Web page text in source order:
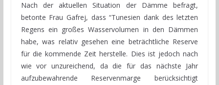
Nach der aktuellen Situation der Dämme befragt,
betonte Frau Gafrej, dass “Tunesien dank des letzten
Regens ein großes Wasservolumen in den Dämmen
habe, was relativ gesehen eine beträchtliche Reserve
für die kommende Zeit herstelle. Dies ist jedoch nach
wie vor unzureichend, da die für das nächste Jahr
aufzubewahrende Reservenmarge berücksichtigt